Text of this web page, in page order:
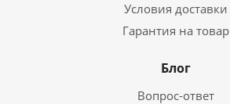
Условия доставки
Гарантия на товар
Блог
Вопрос-ответ